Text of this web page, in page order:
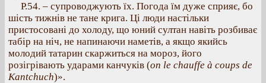
Р.54. – супроводжують їх. Погода їм дуже сприяє, бо
шість тижнів не тане крига. Ці люди настільки
пристосовані до холоду, що юний султан навіть розбиває
табір на ніч, не напинаючи наметів, а якщо якийсь
молодий татарин скаржиться на мороз, його
розігрівають ударами канчуків (on le chauffe à coups de
Kantchuch)».